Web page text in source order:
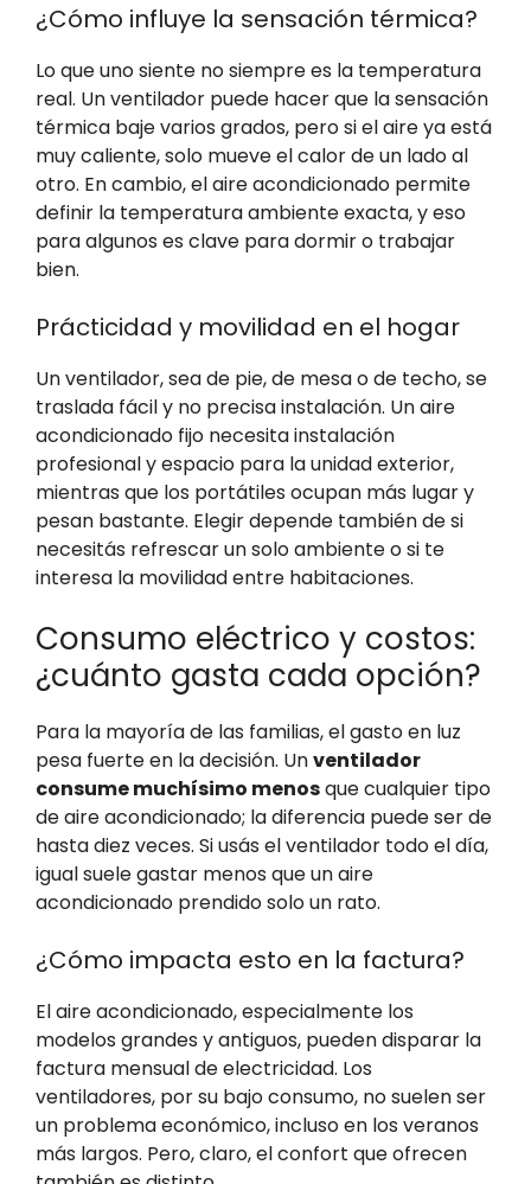
¿Cómo influye la sensación térmica?
Lo que uno siente no siempre es la temperatura
real. Un ventilador puede hacer que la sensación
térmica baje varios grados, pero si el aire ya está
muy caliente, solo mueve el calor de un lado al
otro. En cambio, el aire acondicionado permite
definir la temperatura ambiente exacta, y eso
para algunos es clave para dormir o trabajar
bien.
Prácticidad y movilidad en el hogar
Un ventilador, sea de pie, de mesa o de techo, se
traslada fácil y no precisa instalación. Un aire
acondicionado fijo necesita instalación
profesional y espacio para la unidad exterior,
mientras que los portátiles ocupan más lugar y
pesan bastante. Elegir depende también de si
necesitás refrescar un solo ambiente o si te
interesa la movilidad entre habitaciones.
Consumo eléctrico y costos:
¿cuánto gasta cada opción?
Para la mayoría de las familias, el gasto en luz
pesa fuerte en la decisión. Unventilador
consume muchísimo menosque cualquier tipo
de aire acondicionado; la diferencia puede ser de
hasta diez veces. Si usás el ventilador todo el día,
igual suele gastar menos que un aire
acondicionado prendido solo un rato.
¿Cómo impacta esto en la factura?
El aire acondicionado, especialmente los
modelos grandes y antiguos, pueden disparar la
factura mensual de electricidad. Los
ventiladores, por su bajo consumo, no suelen ser
un problema económico, incluso en los veranos
más largos. Pero, claro, el confort que ofrecen